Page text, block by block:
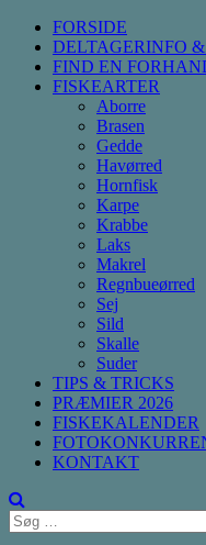
FORSIDE
DELTAGERINFO
FIND EN
FISKEARTER
Aborre
Brasen
Gedde
Havørred
Hornfisk
Karpe
Krabbe
Laks
Makrel
Regnbueørred
Sej
Sild
Skalle
Suder
TIPS & TRICKS
PRÆMIER 2026
FISKEKALENDER
KONTAKT
Søg
efter: